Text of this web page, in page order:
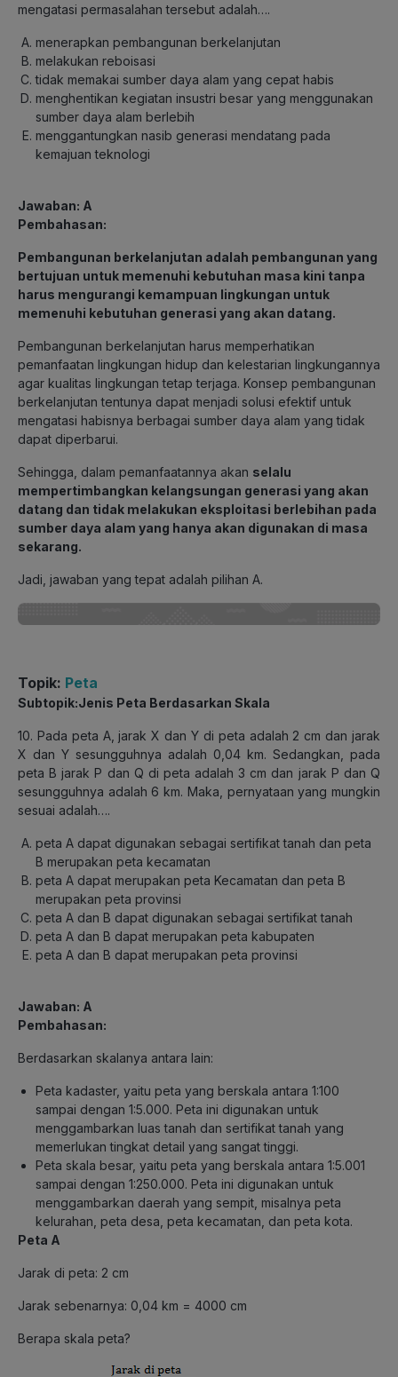
mengatasi permasalahan tersebut adalah….
menerapkan pembangunan berkelanjutan
melakukan reboisasi
tidak memakai sumber daya alam yang cepat habis
menghentikan kegiatan insustri besar yang menggunakan
sumber daya alam berlebih
menggantungkan nasib generasi mendatang pada
kemajuan teknologi
Jawaban: A
Pembahasan:
Pembangunan berkelanjutan adalah pembangunan yang
bertujuan untuk memenuhi kebutuhan masa kini tanpa
harus mengurangi kemampuan lingkungan untuk
memenuhi kebutuhan generasi yang akan datang.
Pembangunan berkelanjutan harus memperhatikan
pemanfaatan lingkungan hidup dan kelestarian lingkungannya
agar kualitas lingkungan tetap terjaga. Konsep pembangunan
berkelanjutan tentunya dapat menjadi solusi efektif untuk
mengatasi habisnya berbagai sumber daya alam yang tidak
dapat diperbarui.
Sehingga, dalam pemanfaatannya akan selalu
mempertimbangkan kelangsungan generasi yang akan
datang dan tidak melakukan eksploitasi berlebihan pada
sumber daya alam yang hanya akan digunakan di masa
sekarang.
Jadi, jawaban yang tepat adalah pilihan A.
Topik: Peta
Subtopik:Jenis Peta Berdasarkan Skala
10. Pada peta A, jarak X dan Y di peta adalah 2 cm dan jarak
X dan Y sesungguhnya adalah 0,04 km. Sedangkan, pada
peta B jarak P dan Q di peta adalah 3 cm dan jarak P dan Q
sesungguhnya adalah 6 km. Maka, pernyataan yang mungkin
sesuai adalah….
peta A dapat digunakan sebagai sertifikat tanah dan peta
B merupakan peta kecamatan
peta A dapat merupakan peta Kecamatan dan peta B
merupakan peta provinsi
peta A dan B dapat digunakan sebagai sertifikat tanah
peta A dan B dapat merupakan peta kabupaten
peta A dan B dapat merupakan peta provinsi
Jawaban: A
Pembahasan:
Berdasarkan skalanya antara lain:
Peta kadaster, yaitu peta yang berskala antara 1:100
sampai dengan 1:5.000. Peta ini digunakan untuk
menggambarkan luas tanah dan sertifikat tanah yang
memerlukan tingkat detail yang sangat tinggi.
Peta skala besar, yaitu peta yang berskala antara 1:5.001
sampai dengan 1:250.000. Peta ini digunakan untuk
menggambarkan daerah yang sempit, misalnya peta
kelurahan, peta desa, peta kecamatan, dan peta kota.
Peta A
Jarak di peta: 2 cm
Jarak sebenarnya: 0,04 km = 4000 cm
Berapa skala peta?